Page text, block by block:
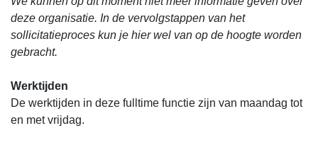
deze organisatie. In de vervolgstappen van het
sollicitatieproces kun je hier wel van op de hoogte worden
gebracht.
Werktijden
De werktijden in deze fulltime functie zijn van maandag tot
en met vrijdag.